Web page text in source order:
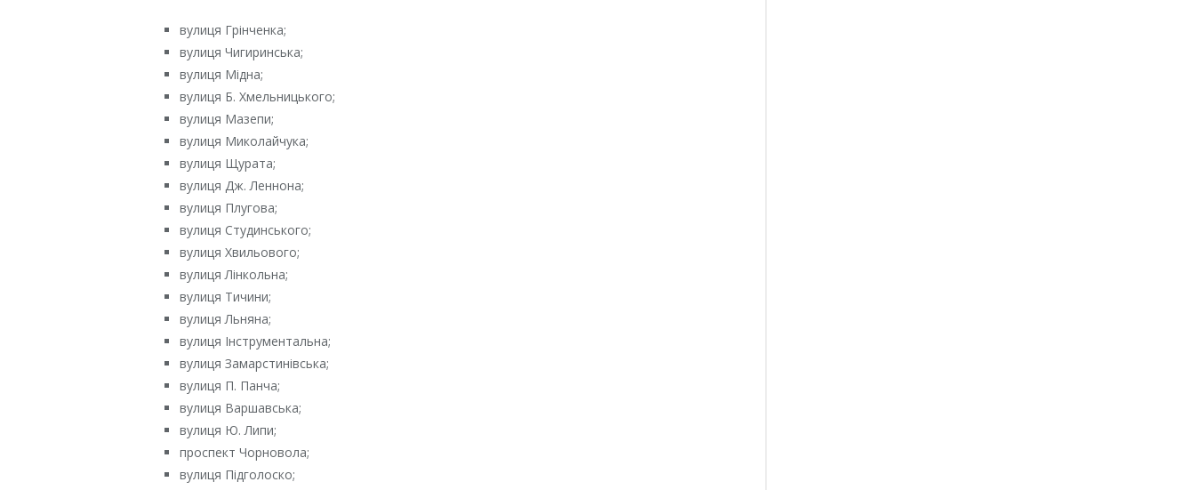
вулиця Грінченка;
вулиця Чигиринська;
вулиця Мідна;
вулиця Б. Хмельницького;
вулиця Мазепи;
вулиця Миколайчука;
вулиця Щурата;
вулиця Дж. Леннона;
вулиця Плугова;
вулиця Студинського;
вулиця Хвильового;
вулиця Лінкольна;
вулиця Тичини;
вулиця Льняна;
вулиця Інструментальна;
вулиця Замарстинівська;
вулиця П. Панча;
вулиця Варшавська;
вулиця Ю. Липи;
проспект Чорновола;
вулиця Підголоско;